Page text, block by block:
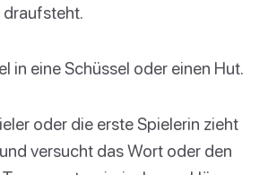
draufsteht.
in eine Schüssel oder einen Hut.
oder die erste Spielerin zieht
versucht das Wort oder den